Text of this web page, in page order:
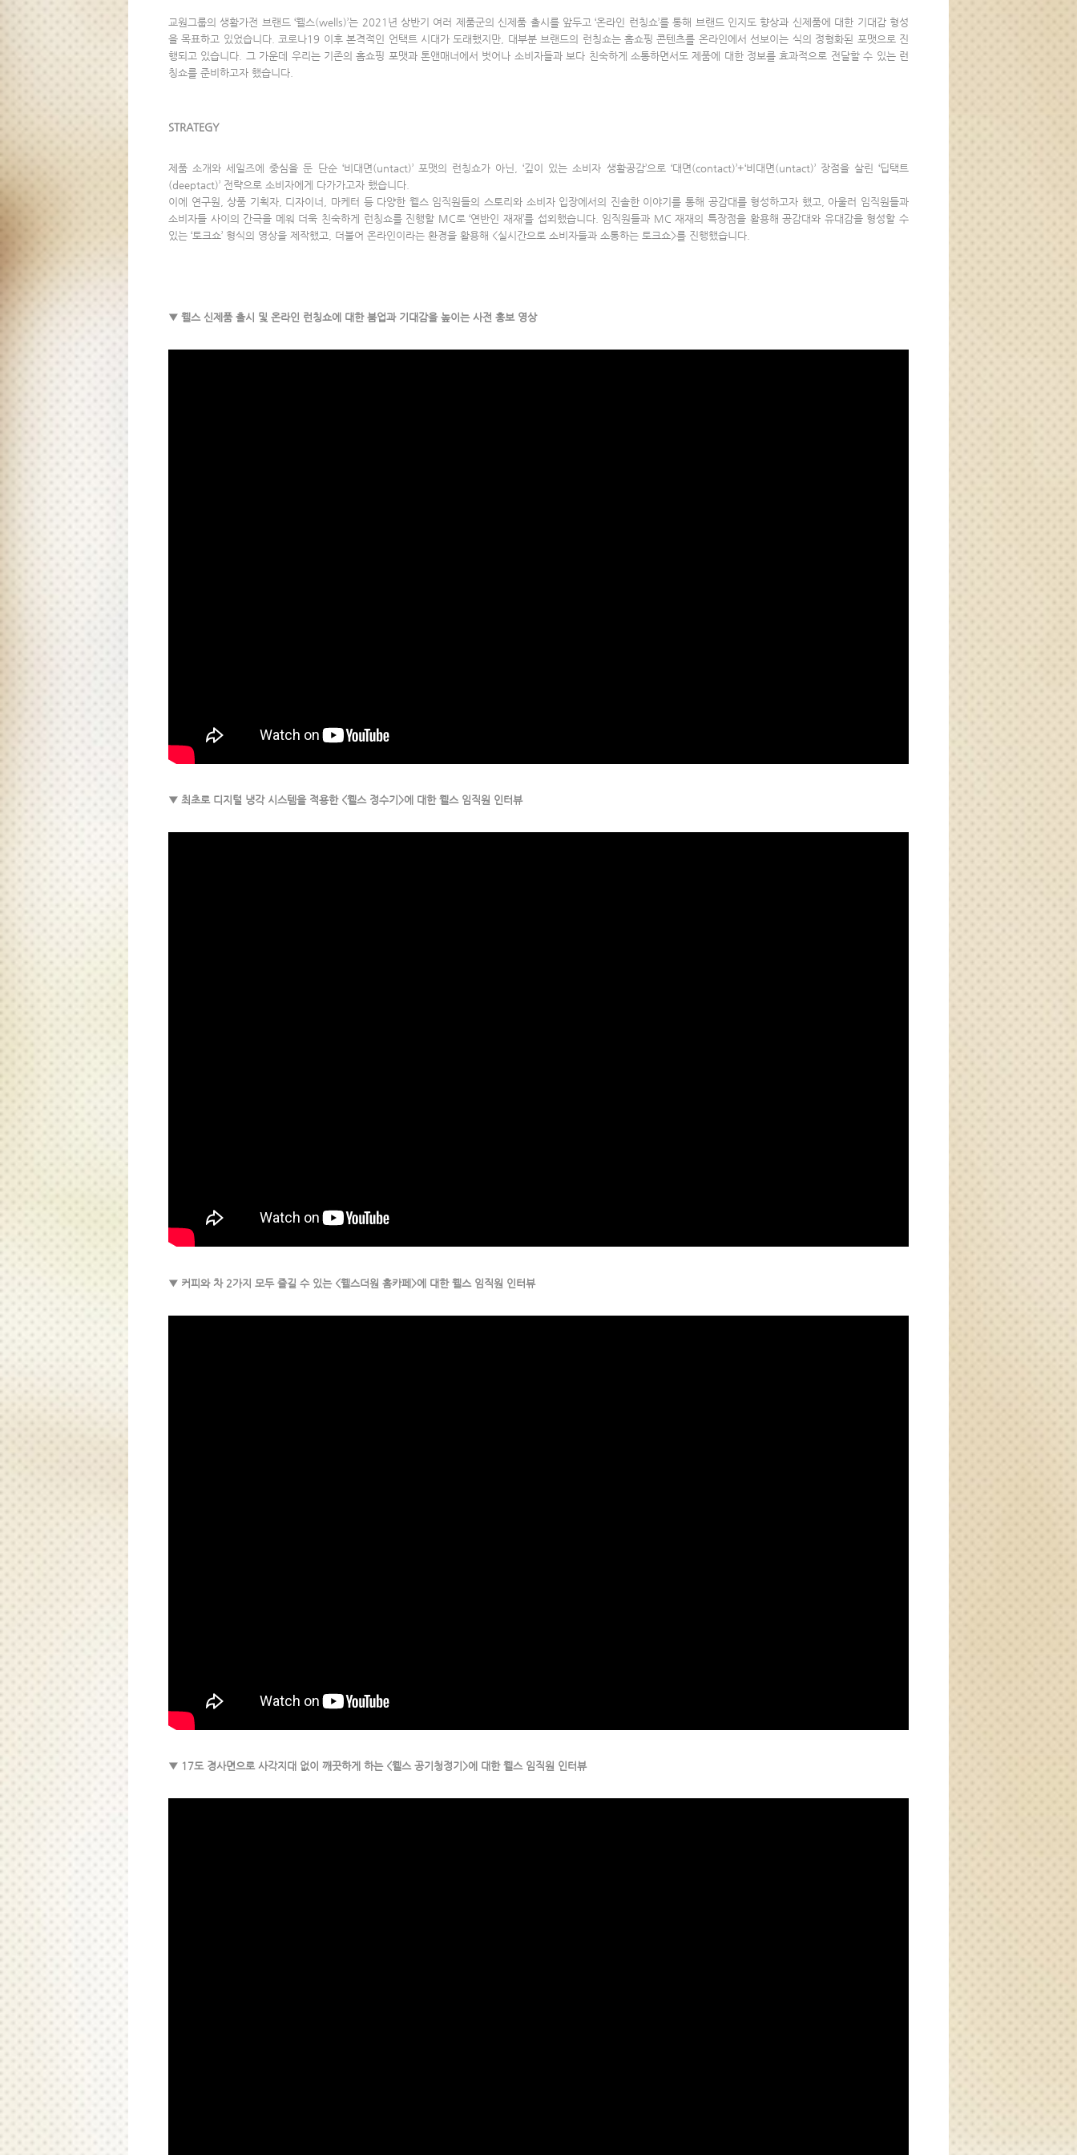
교원그룹의 생활가전 브랜드 ‘웰스(wells)’는 2021년 상반기 여러 제품군의 신제품 출시를 앞두고 ‘온라인 런칭쇼’를 통해 브랜드 인지도 향상과 신제품에 대한 기대감 형성
을 목표하고 있었습니다. 코로나19 이후 본격적인 언택트 시대가 도래했지만, 대부분 브랜드의 런칭쇼는 홈쇼핑 콘텐츠를 온라인에서 선보이는 식의 정형화된 포맷으로 진
행되고 있습니다. 그 가운데 우리는 기존의 홈쇼핑 포맷과 톤앤매너에서 벗어나 소비자들과 보다 친숙하게 소통하면서도 제품에 대한 정보를 효과적으로 전달할 수 있는 런
칭쇼를 준비하고자 했습니다.
STRATEGY
제품 소개와 세일즈에 중심을 둔 단순 ‘비대면(untact)’ 포맷의 런칭쇼가 아닌, ‘깊이 있는 소비자 생활공감’으로 ‘대면(contact)’+‘비대면(untact)’ 장점을 살린 ‘딥택트
(deeptact)’ 전략으로 소비자에게 다가가고자 했습니다.
이에 연구원, 상품 기획자, 디자이너, 마케터 등 다양한 웰스 임직원들의 스토리와 소비자 입장에서의 진솔한 이야기를 통해 공감대를 형성하고자 했고, 아울러 임직원들과
소비자들 사이의 간극을 메워 더욱 친숙하게 런칭쇼를 진행할 MC로 ‘연반인 재재’를 섭외했습니다. 임직원들과 MC 재재의 특장점을 활용해 공감대와 유대감을 형성할 수
있는 ‘토크쇼’ 형식의 영상을 제작했고, 더불어 온라인이라는 환경을 활용해 <실시간으로 소비자들과 소통하는 토크쇼>를 진행했습니다.
▼ 웰스 신제품 출시 및 온라인 런칭쇼에 대한 붐업과 기대감을 높이는 사전 홍보 영상
▼ 최초로 디지털 냉각 시스템을 적용한 <웰스 정수기>에 대한 웰스 임직원 인터뷰
▼ 커피와 차 2가지 모두 즐길 수 있는 <웰스더원 홈카페>에 대한 웰스 임직원 인터뷰
▼ 17도 경사면으로 사각지대 없이 깨끗하게 하는 <웰스 공기청정기>에 대한 웰스 임직원 인터뷰